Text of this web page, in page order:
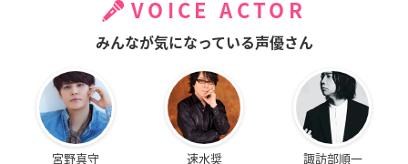
VOICE ACTOR
みんなが気になっている声優さん
宮野真守 速水奨 諏訪部順一